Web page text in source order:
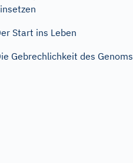
Start ins Leben
Gebrechlichkeit des Genoms